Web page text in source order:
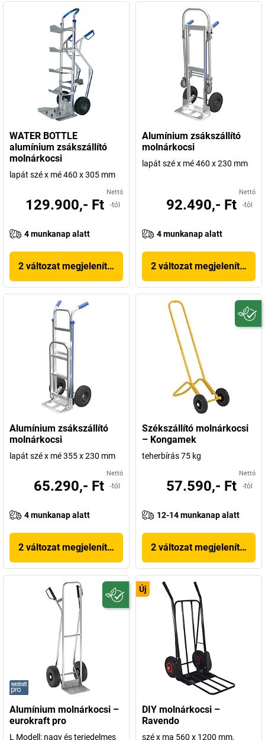
WATER BOTTLE
alumínium zsákszállító
molnárkocsi
lapát szé x mé 460 x 305 mm
Nettó
129.900,- Ft -tól
4 munkanap alatt
2 változat megjelenítése
Alumínium zsákszállító
molnárkocsi
lapát szé x mé 460 x 230 mm
Nettó
92.490,- Ft -tól
4 munkanap alatt
2 változat megjelenítése
Alumínium zsákszállító
molnárkocsi
lapát szé x mé 355 x 230 mm
Nettó
65.290,- Ft -tól
4 munkanap alatt
2 változat megjelenítése
Székszállító molnárkocsi
– Kongamek
teherbírás 75 kg
Nettó
57.590,- Ft -tól
12-14 munkanap alatt
2 változat megjelenítése
Alumínium molnárkocsi –
eurokraft pro
L Modell: nagy és terjedelmes
Új
DIY molnárkocsi –
Ravendo
szé x ma 560 x 1200 mm,